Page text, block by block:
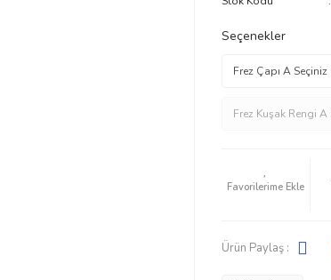
Seçenekler
Ürün Paylaş :